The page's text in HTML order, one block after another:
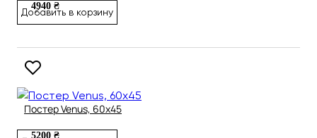
4940 ₴
Добавить в корзину
Постер Venus, 60х45
5200 ₴